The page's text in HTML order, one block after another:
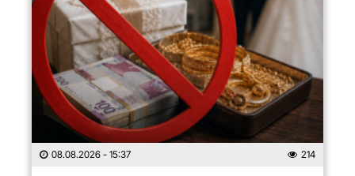
08.08.2026 - 15:37 214